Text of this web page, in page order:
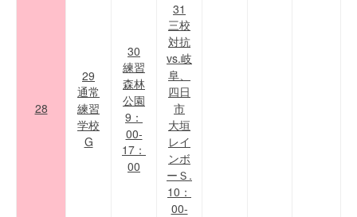
28
29
通常
練習
学校
G
30
練習
森林
公園
9：
00-
17：
00
31
三校
対抗
vs.岐
阜、
四日
市
大垣
レイ
ンボ
ーＳ.
10：
00-